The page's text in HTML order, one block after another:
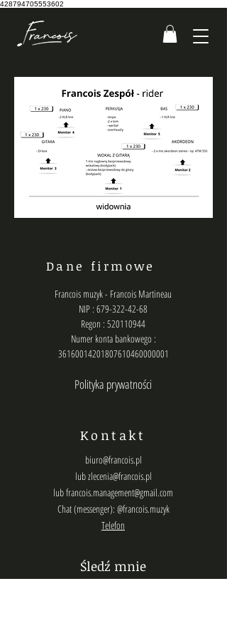
428794705553602
Dane firmowe
Francois muzyk - Francois Martineau
NIP : 679-322-42-68
Regon : 520110944
Numer konta bankowego :
36160014201807610460000001
Polityka prywatności
Kontakt
biuro@francois.pl
lubzlecenia@francois.pl
lubfrancois.management@gmail.com
Chat (messenger): @francois.muzyk
Telefon
Śledź mnie